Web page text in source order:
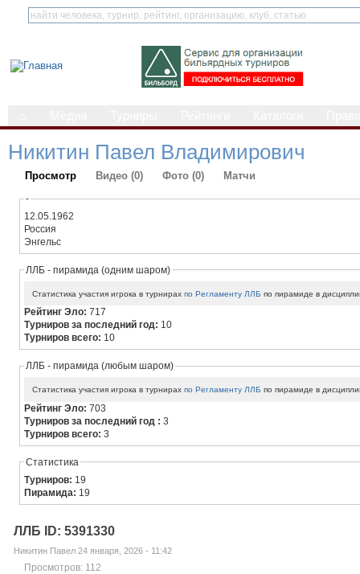
Никитин Павел Владимирович
Просмотр Видео (0) Фото (0) Матчи
-
12.05.1962
Россия
Энгельс
ЛЛБ - пирамида (одним шаром)
Статистика участия игрока в турнирахпо Регламенту ЛЛБ по пирамиде в
Рейтинг Эло:717
Турниров за последний год: 10
Турниров всего: 10
ЛЛБ - пирамида (любым шаром)
Статистика участия игрока в турнирахпо Регламенту ЛЛБ по пирамиде в
Рейтинг Эло:703
Турниров за последний год :3
Турниров всего:3
Статистика
Турниров: 19
Пирамида: 19
ЛЛБ ID: 5391330
Никитин Павел 24 января, 2026 - 11:42
Просмотров: 112